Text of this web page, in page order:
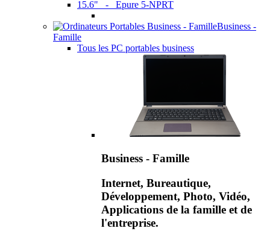
15.6" - Epure 5-NPRT
Business -
Famille
Tous les PC portables business
Business - Famille
Internet, Bureautique,
Développement, Photo, Vidéo,
Applications de la famille et de
l'entreprise.